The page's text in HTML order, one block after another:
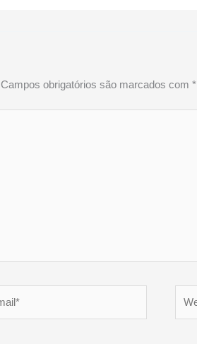
Campos obrigatórios são marcados com*